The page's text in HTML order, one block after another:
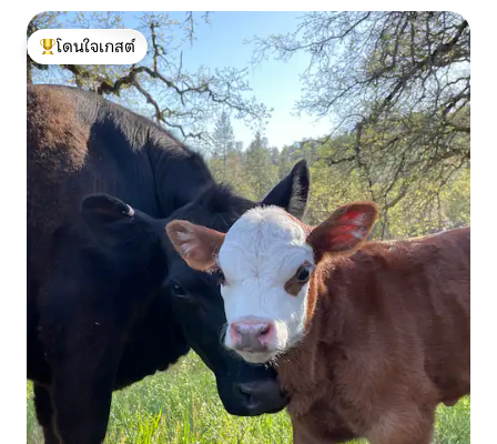
โดนใจเกสต์ที่สุด
โดนใจเกสต์